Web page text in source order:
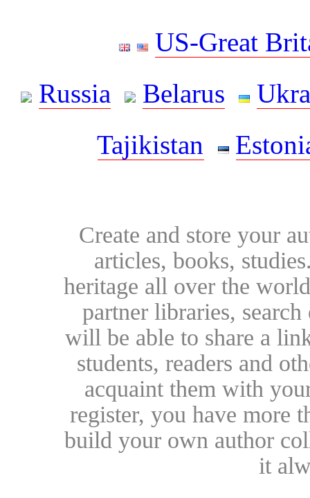
US-Great
Russia
Belarus
Tajikistan
Create and store your
articles, books,
heritage all over the
partner libraries,
will be able to share a
students, readers and
acquaint them with
register, you have more
build your own author
it